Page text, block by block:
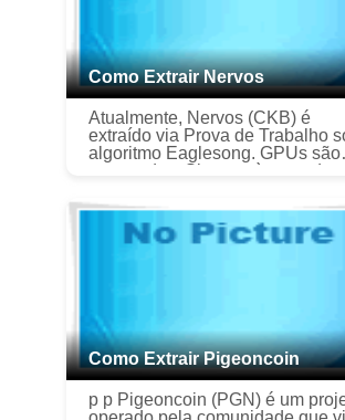
Como Extrair Nervos
Atualmente, Nervos (CKB) é
extraído via Prova de Trabalho
algoritmo Eaglesong. GPUs são
suportados. Sinta-se à vontade para
de blocos para se familiariz...
Como Extrair Pigeoncoin
p p Pigeoncoin (PGN) é um projeto